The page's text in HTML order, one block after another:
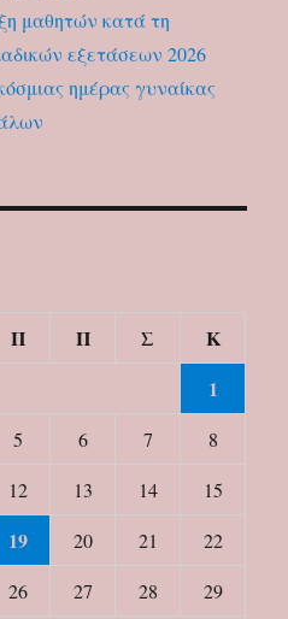
μαθητών κατά τη
εξετάσεων 2026
ημέρας γυναίκας
Π Π Σ
Κ
1
5 6 7
8
12 13 14
15
19 20 21
22
26 27 28 29